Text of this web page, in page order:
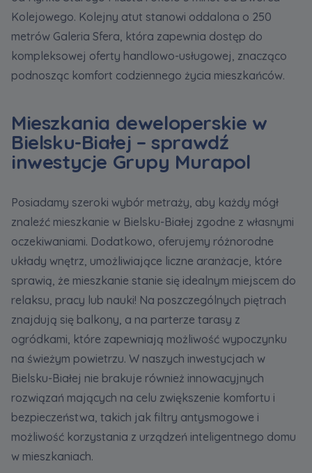
Kolejowego. Kolejny atut stanowi oddalona o 250
metrów Galeria Sfera, która zapewnia dostęp do
kompleksowej oferty handlowo-usługowej, znacząco
podnosząc komfort codziennego życia mieszkańców.
Mieszkania deweloperskie w
Bielsku-Białej – sprawdź
inwestycje Grupy Murapol
Posiadamy szeroki wybór metraży, aby każdy mógł
znaleźć mieszkanie w Bielsku-Białej zgodne z własnymi
oczekiwaniami. Dodatkowo, oferujemy różnorodne
układy wnętrz, umożliwiające liczne aranżacje, które
sprawią, że mieszkanie stanie się idealnym miejscem do
relaksu, pracy lub nauki! Na poszczególnych piętrach
znajdują się balkony, a na parterze tarasy z
ogródkami, które zapewniają możliwość wypoczynku
na świeżym powietrzu. W naszych inwestycjach w
Bielsku-Białej nie brakuje również innowacyjnych
rozwiązań mających na celu zwiększenie komfortu i
bezpieczeństwa, takich jak filtry antysmogowe i
możliwość korzystania z urządzeń inteligentnego domu
w mieszkaniach.